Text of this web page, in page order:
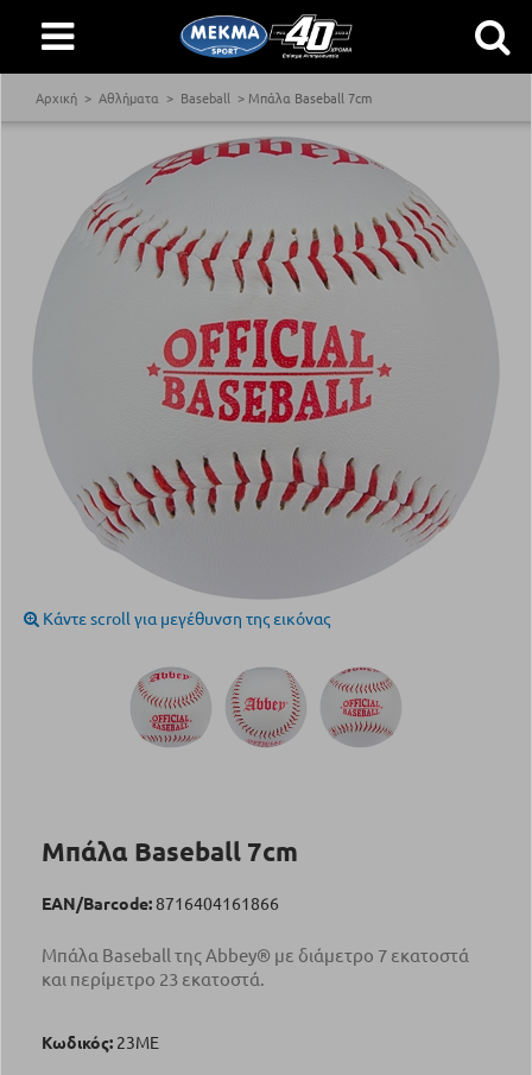
Αρχική Αθλήματα Baseball Μπάλα Baseball 7cm
Κάντε scroll για μεγέθυνση της εικόνας
Μπάλα Baseball 7cm
EAN/Barcode:8716404161866
Μπάλα Baseball της Abbey® με διάμετρο 7 εκατοστά
και περίμετρο 23 εκατοστά.
Κωδικός: 23ME